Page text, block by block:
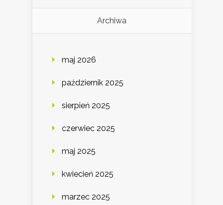
Archiwa
maj 2026
październik 2025
sierpień 2025
czerwiec 2025
maj 2025
kwiecień 2025
marzec 2025